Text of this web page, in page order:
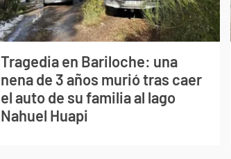
Tragedia en Bariloche: una
nena de 3 años murió tras caer
el auto de su familia al lago
Nahuel Huapi